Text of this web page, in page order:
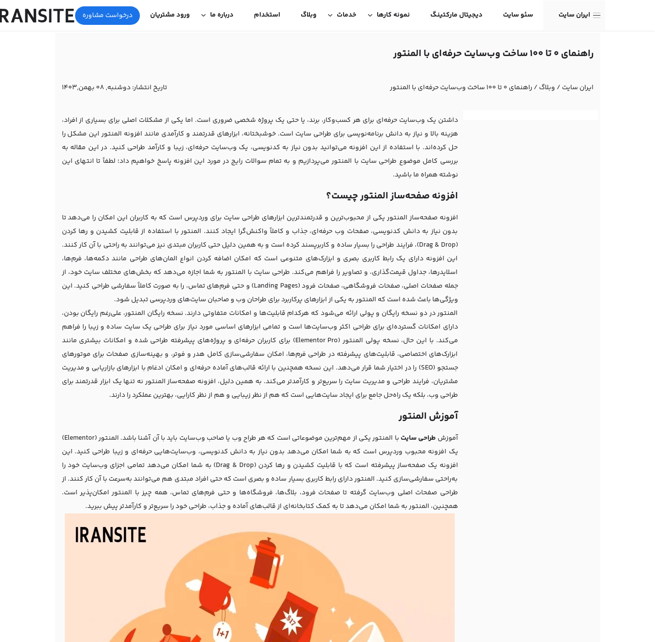
ایران سایت سئو سایت دیجیتال مارکتینگ نمونه کارها خدمات وبلاگ استخدام درباره ما ورود مشتریان درخواست مشاوره
راهنمای 0 تا 100 ساخت وب‌سایت حرفه‌ای با المنتور
ایران سایت / وبلاگ / راهنمای 0 تا 100 ساخت وب‌سایت حرفه‌ای با المنتور تاریخ انتشار:دوشنبه, 08 بهمن,1403
داشتن یک وب‌سایت حرفه‌ای برای هر کسب‌وکار، برند، یا حتی یک پروژه شخصی ضروری است. اما یکی از مشکلات اصلی برای بسیاری از افراد،
هزینه بالا و نیاز به دانش برنامه‌نویسی برای طراحی سایت است. خوشبختانه، ابزارهای قدرتمند و کارآمدی مانند افزونه المنتور این مشکل را
حل کرده‌اند. با استفاده از این افزونه می‌توانید بدون نیاز به کدنویسی، یک وب‌سایت حرفه‌ای، زیبا و کارآمد طراحی کنید. در این مقاله به
بررسی کامل موضوع طراحی سایت با المنتور می‌پردازیم و به تمام سوالات رایج در مورد این افزونه پاسخ خواهیم داد؛ لطفاً تا انتهای این
نوشته همراه ما باشید.
افزونه صفحه‌ساز المنتور چیست؟
افزونه صفحه‌ساز المنتور یکی از محبوب‌ترین و قدرتمندترین ابزارهای طراحی سایت برای وردپرس است که به کاربران این امکان را می‌دهد تا
بدون نیاز به دانش کدنویسی، صفحات وب حرفه‌ای، جذاب و کاملاً واکنش‌گرا ایجاد کنند. المنتور با استفاده از قابلیت کشیدن و رها کردن
(Drag & Drop)، فرایند طراحی را بسیار ساده و کاربرپسند کرده است و به همین دلیل حتی کاربران مبتدی نیز می‌توانند به راحتی با آن کار کنند.
این افزونه دارای یک رابط کاربری بصری و ابزارک‌های متنوعی است که امکان اضافه کردن انواع المان‌های طراحی مانند دکمه‌ها، فرم‌ها،
اسلایدرها، جداول قیمت‌گذاری، و تصاویر را فراهم می‌کند. طراحی سایت با المنتور به شما اجازه می‌دهد که بخش‌های مختلف سایت خود، از
جمله صفحات اصلی، صفحات فروشگاهی، صفحات فرود (Landing Pages) و حتی فرم‌های تماس، را به صورت کاملاً سفارشی طراحی کنید. این
ویژگی‌ها باعث شده است که المنتور به یکی از ابزارهای پرکاربرد برای طراحان وب و صاحبان سایت‌های وردپرسی تبدیل شود.
المنتور در دو نسخه رایگان و پولی ارائه می‌شود که هرکدام قابلیت‌ها و امکانات متفاوتی دارند. نسخه رایگان المنتور، علی‌رغم رایگان بودن،
دارای امکانات گسترده‌ای برای طراحی اکثر وب‌سایت‌ها است و تمامی ابزارهای اساسی مورد نیاز برای طراحی یک سایت ساده و زیبا را فراهم
می‌کند. با این حال، نسخه پولی المنتور (Elementor Pro) برای کاربران حرفه‌ای و پروژه‌های پیشرفته طراحی شده و امکانات بیشتری مانند
ابزارک‌های اختصاصی، قابلیت‌های پیشرفته در طراحی فرم‌ها، امکان سفارشی‌سازی کامل هدر و فوتر، و بهینه‌سازی صفحات برای موتورهای
جستجو (SEO) را در اختیار شما قرار می‌دهد. این نسخه همچنین با ارائه قالب‌های آماده حرفه‌ای و امکان ادغام با ابزارهای بازاریابی و مدیریت
مشتریان، فرایند طراحی و مدیریت سایت را سریع‌تر و کارآمدتر می‌کند. به همین دلیل، افزونه صفحه‌ساز المنتور نه تنها یک ابزار قدرتمند برای
طراحی وب، بلکه یک راه‌حل جامع برای ایجاد سایت‌هایی است که هم از نظر زیبایی و هم از نظر کارایی، بهترین عملکرد را دارند.
آموزش المنتور
آموزش طراحی سایت
با المنتور یکی از مهم‌ترین موضوعاتی است که هر طراح وب یا صاحب وب‌سایت باید با آن آشنا باشد. المنتور (Elementor)
یک افزونه محبوب وردپرس است که به شما امکان می‌دهد بدون نیاز به دانش کدنویسی، وب‌سایت‌هایی حرفه‌ای و زیبا طراحی کنید. این
افزونه یک صفحه‌ساز پیشرفته است که با قابلیت کشیدن و رها کردن (Drag & Drop) به شما امکان می‌دهد تمامی اجزای وب‌سایت خود را
به‌راحتی سفارشی‌سازی کنید. المنتور دارای رابط کاربری بسیار ساده و بصری است که حتی افراد مبتدی هم می‌توانند به‌سرعت با آن کار کنند. از
طراحی صفحات اصلی وب‌سایت گرفته تا صفحات فرود، بلاگ‌ها، فروشگاه‌ها و حتی فرم‌های تماس، همه چیز با المنتور امکان‌پذیر است.
همچنین، المنتور به شما امکان می‌دهد تا به کمک کتابخانه‌ای از قالب‌های آماده و جذاب، طراحی خود را سریع‌تر و کارآمدتر پیش ببرید.